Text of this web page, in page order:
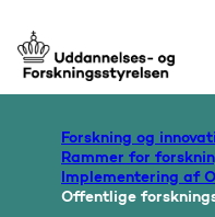
Gå til forsiden
Forskning og
Offentlige